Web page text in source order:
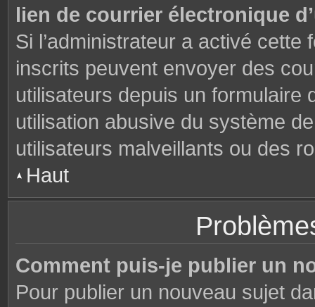
lien de courrier électronique
Si l’administrateur a activé
inscrits peuvent envoyer des
utilisateurs depuis un formulaire
utilisation abusive du système
utilisateurs malveillants ou des
Haut
Comment puis-je publier un
Pour publier un nouveau sujet